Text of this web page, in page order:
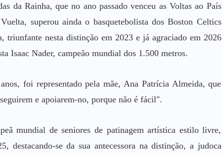
da Rainha, que no ano passado venceu as Voltas ao País
superou ainda o basquetebolista dos Boston Celtics
triunfante nesta distinção em 2023 e já agraciado em 2026
Isaac Nader, campeão mundial dos 1.500 metros.
foi representado pela mãe, Ana Patrícia Almeida, que
e apoiarem-no, porque não é fácil".
mundial de seniores de patinagem artística estilo livre,
destacando-se da sua antecessora na distinção, a judoca